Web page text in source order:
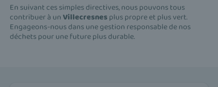
En suivant ces simples directives, nous pouvons tous
contribuer à unVillecresnes plus propre et plus vert.
Engageons-nous dans une gestion responsable de nos
déchets pour une future plus durable.